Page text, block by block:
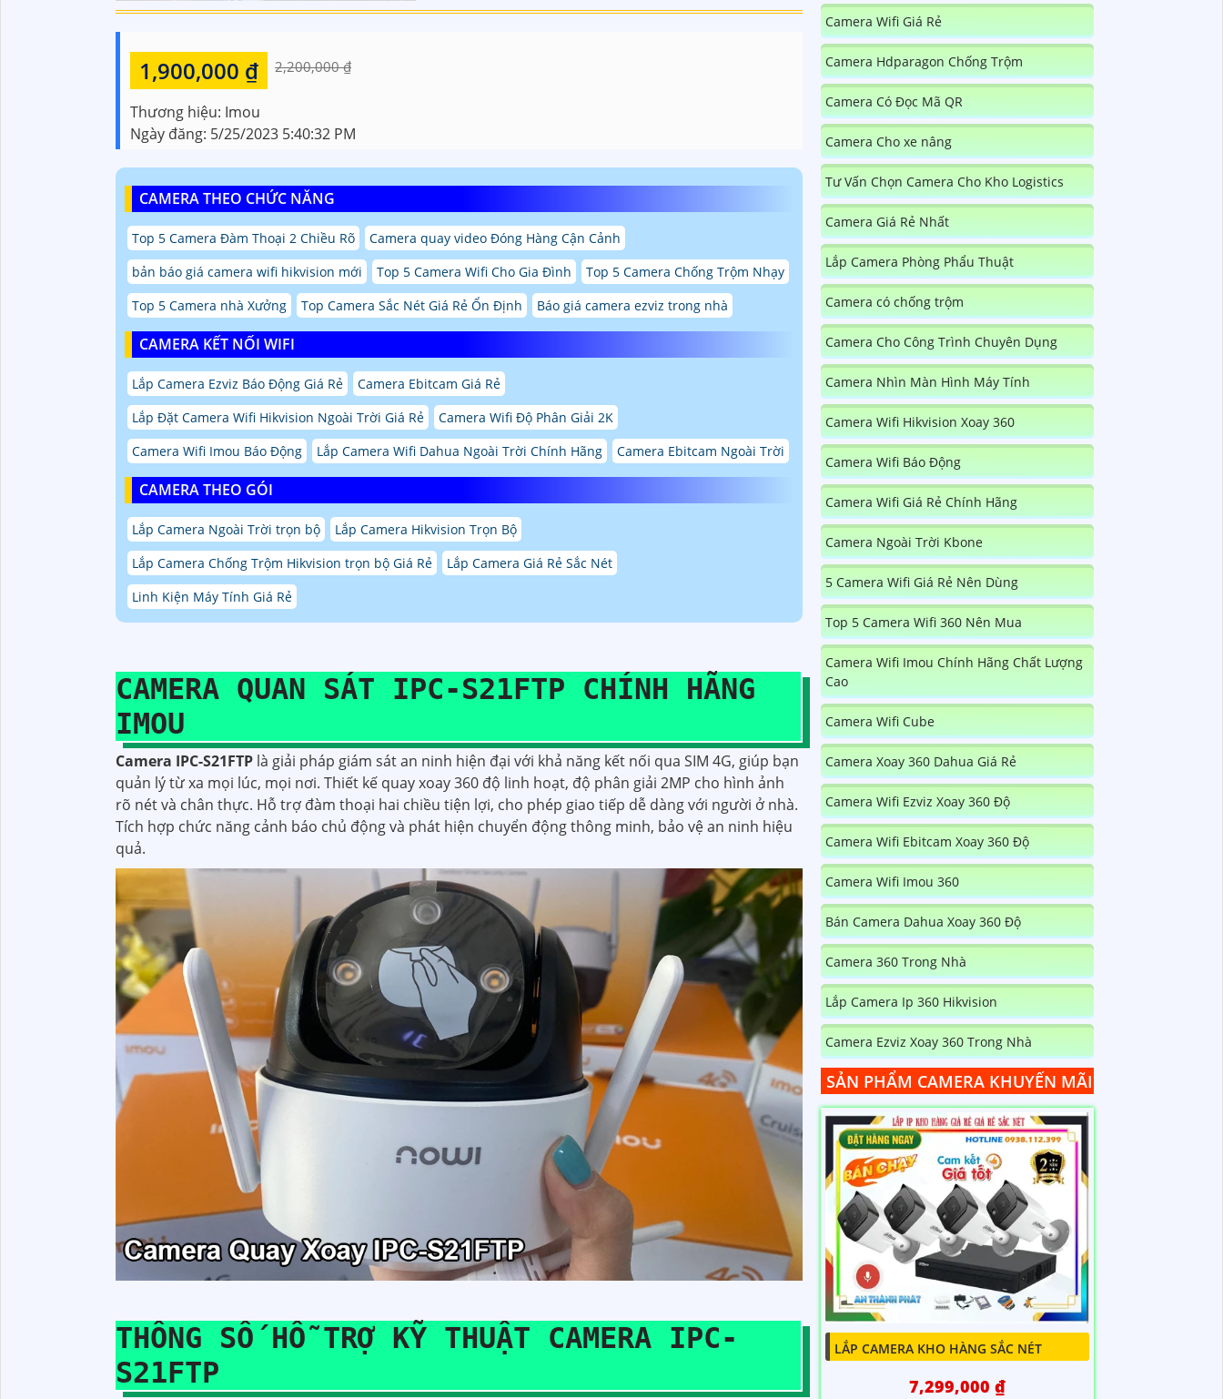
1,900,000 ₫ 2,200,000 ₫
Thương hiệu: Imou
Ngày đăng: 5/25/2023 5:40:32 PM
CAMERA THEO CHỨC NĂNG
Top 5 Camera Đàm Thoại 2 Chiều Rõ
Camera quay video Đóng Hàng Cận Cảnh
bản báo giá camera wifi hikvision mới
Top 5 Camera Wifi Cho Gia Đình
Top 5 Camera Chống Trộm Nhạy
Top 5 Camera nhà Xưởng
Top Camera Sắc Nét Giá Rẻ Ổn Định Báo giá camera ezviz trong nhà
CAMERA KẾT NỐI WIFI
Lắp Camera Ezviz Báo Động Giá Rẻ
Camera Ebitcam Giá Rẻ
Lắp Đặt Camera Wifi Hikvision Ngoài Trời Giá Rẻ
Camera Wifi Độ Phân Giải 2K
Camera Wifi Imou Báo Động
Lắp Camera Wifi Dahua Ngoài Trời Chính Hãng Camera Ebitcam Ngoài Trời
CAMERA THEO GÓI
Lắp Camera Ngoài Trời trọn bộ
Lắp Camera Hikvision Trọn Bộ
Lắp Camera Chống Trộm Hikvision trọn bộ Giá Rẻ
Lắp Camera Giá Rẻ Sắc Nét
Linh Kiện Máy Tính Giá Rẻ
CAMERA QUAN SÁT IPC-S21FTP CHÍNH HÃNG
IMOU
Camera IPC-S21FTP là giải pháp giám sát an ninh hiện đại với khả năng kết nối qua SIM 4G, giúp bạn
quản lý từ xa mọi lúc, mọi nơi. Thiết kế quay xoay 360 độ linh hoạt, độ phân giải 2MP cho hình ảnh
rõ nét và chân thực. Hỗ trợ đàm thoại hai chiều tiện lợi, cho phép giao tiếp dễ dàng với người ở nhà.
Tích hợp chức năng cảnh báo chủ động và phát hiện chuyển động thông minh, bảo vệ an ninh hiệu
quả.
THÔNG SỐ HỖ TRỢ KỸ THUẬT CAMERA IPC-
S21FTP
Camera Wifi Giá Rẻ
Camera Hdparagon Chống Trộm
Camera Có Đọc Mã QR
Camera Cho xe nâng
Tư Vấn Chọn Camera Cho Kho Logistics
Camera Giá Rẻ Nhất
Lắp Camera Phòng Phẩu Thuật
Camera có chống trộm
Camera Cho Công Trình Chuyên Dụng
Camera Nhìn Màn Hình Máy Tính
Camera Wifi Hikvision Xoay 360
Camera Wifi Báo Động
Camera Wifi Giá Rẻ Chính Hãng
Camera Ngoài Trời Kbone
5 Camera Wifi Giá Rẻ Nên Dùng
Top 5 Camera Wifi 360 Nên Mua
Camera Wifi Imou Chính Hãng Chất Lượng
Cao
Camera Wifi Cube
Camera Xoay 360 Dahua Giá Rẻ
Camera Wifi Ezviz Xoay 360 Độ
Camera Wifi Ebitcam Xoay 360 Độ
Camera Wifi Imou 360
Bán Camera Dahua Xoay 360 Độ
Camera 360 Trong Nhà
Lắp Camera Ip 360 Hikvision
Camera Ezviz Xoay 360 Trong Nhà
SẢN PHẨM CAMERA KHUYẾN MÃI
LẮP CAMERA KHO HÀNG SẮC NÉT
7,299,000 ₫